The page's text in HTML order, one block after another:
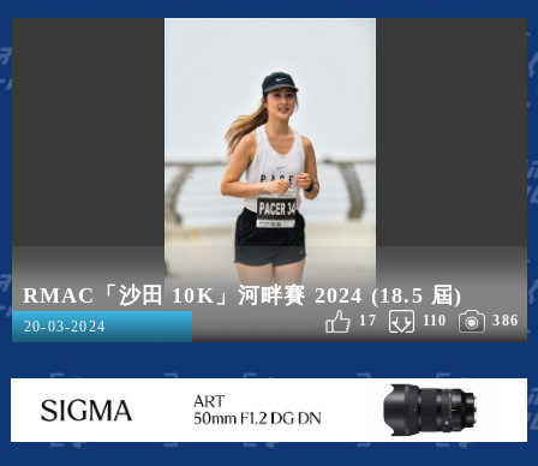
RMAC「沙田 10K」河畔賽 2024 (18.5 屆)
386
110
17
20-03-2024